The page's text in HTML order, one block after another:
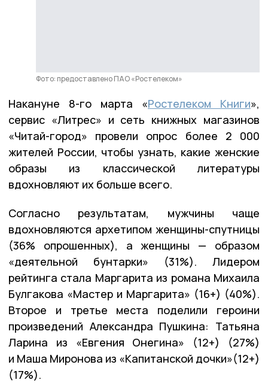
Фото: предоставлено ПАО «Ростелеком»
Накануне 8-го марта «Ростелеком Книги»,
сервис «Литрес» и сеть книжных магазинов
«Читай-город» провели опрос более 2 000
жителей России, чтобы узнать, какие женские
образы из классической литературы
вдохновляют их больше всего.
Согласно результатам, мужчины чаще
вдохновляются архетипом женщины-спутницы
(36% опрошенных), а женщины — образом
«деятельной бунтарки» (31%). Лидером
рейтинга стала Маргарита из романа Михаила
Булгакова «Мастер и Маргарита» (16+) (40%).
Второе и третье места поделили героини
произведений Александра Пушкина: Татьяна
Ларина из «Евгения Онегина» (12+) (27%)
и Маша Миронова из «Капитанской дочки»(12+)
(17%).